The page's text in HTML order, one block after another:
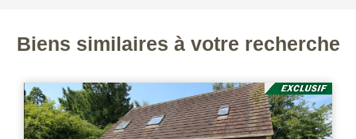
Biens similaires à votre recherche